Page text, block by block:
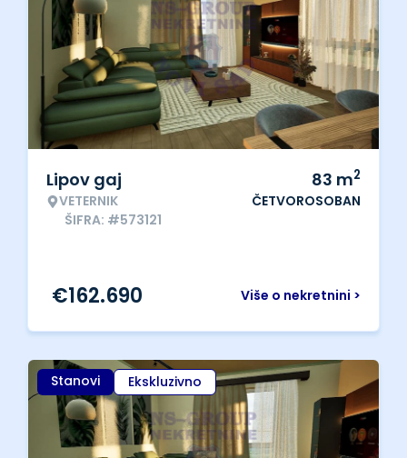
Lipov gaj
VETERNIK
ŠIFRA: #573121
83 m2
ČETVOROSOBAN
Više o nekretnini >
€162.690
Stanovi Ekskluzivno